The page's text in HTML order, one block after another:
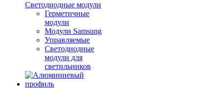
Светодиодные модули
Герметичные
модули
Модули Samsung
Управляемые
Светодиодные
модули для
светильников